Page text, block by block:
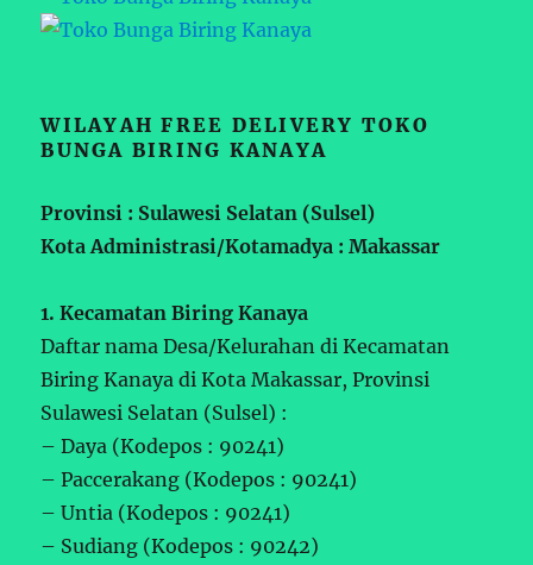
WILAYAH FREE DELIVERY TOKO
BUNGA BIRING KANAYA
Provinsi : Sulawesi Selatan (Sulsel)
Kota Administrasi/Kotamadya : Makassar
1. Kecamatan Biring Kanaya
Daftar nama Desa/Kelurahan di Kecamatan
Biring Kanaya di Kota Makassar, Provinsi
Sulawesi Selatan (Sulsel) :
– Daya (Kodepos : 90241)
– Paccerakang (Kodepos : 90241)
– Untia (Kodepos : 90241)
– Sudiang (Kodepos : 90242)